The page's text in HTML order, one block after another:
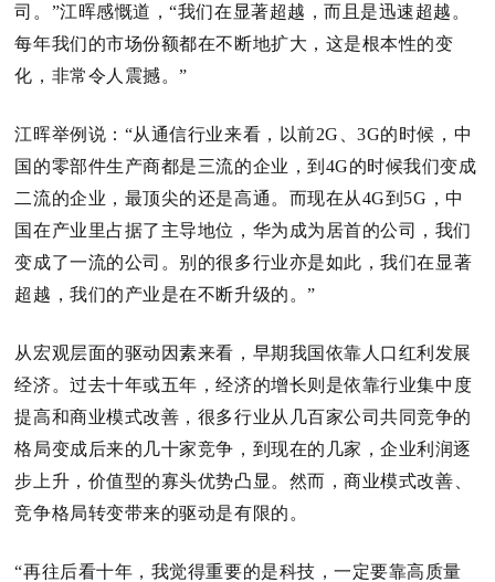
司。 ”江晖感慨道，“我们在显著超越，而且是迅速超越。
每年我们的市场份额都在不断地扩大，这是根本性的变
化，非常令人震撼。”
江晖举例说： “从通信行业来看，以前2G、3G的时候，中
国的零部件生产商都是三流的企业，到4G的时候我们变成
二流的企业，最顶尖的还是高通。 而现在从4G到5G，中
国在产业里占据了主导地位，华为成为居首的公司，我们
变成了一流的公司。 别的很多行业亦是如此，我们在显著
超越，我们的产业是在不断升级的。”
从宏观层面的驱动因素来看，早期我国依靠人口红利发展
经济。过去十年或五年，经济的增长则是依靠行业集中度
提高和商业模式改善，很多行业从几百家公司共同竞争的
格局变成后来的几十家竞争，到现在的几家，企业利润逐
步上升，价值型的寡头优势凸显。 然而，商业模式改善、
竞争格局转变带来的驱动是有限的。
“再往后看十年，我觉得重要的是科技，一定要靠高质量